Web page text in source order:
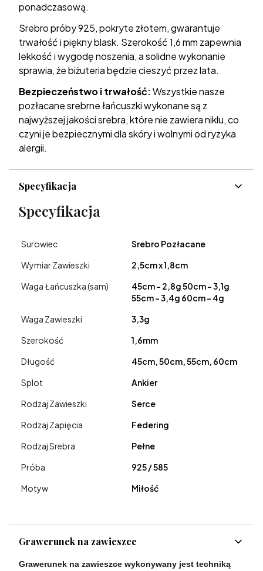
ponadczasową.
Srebro próby 925, pokryte złotem, gwarantuje
trwałość i piękny blask. Szerokość 1,6 mm zapewnia
lekkość i wygodę noszenia, a solidne wykonanie
sprawia, że biżuteria będzie cieszyć przez lata.
Bezpieczeństwo i trwałość:Wszystkie nasze
pozłacane srebrne łańcuszki wykonane są z
najwyższej jakości srebra, które nie zawiera niklu, co
czyni je bezpiecznymi dla skóry i wolnymi od ryzyka
alergii.
Specyfikacja
Specyfikacja
Surowiec
Srebro Pozłacane
Wymiar Zawieszki
2,5cm x 1,8cm
Waga Łańcuszka (sam)
45cm – 2,8g 50cm – 3,1g
55cm – 3,4g 60cm – 4g
Waga Zawieszki
3,3g
Szerokość
1,6mm
Długość
45cm, 50cm, 55cm, 60cm
Splot
Ankier
Rodzaj Zawieszki
Serce
Rodzaj Zapięcia
Federing
Rodzaj Srebra
Pełne
Próba
925 / 585
Motyw
Miłość
Grawerunek na zawieszce
Grawerunek na zawieszce wykonywany jest techniką